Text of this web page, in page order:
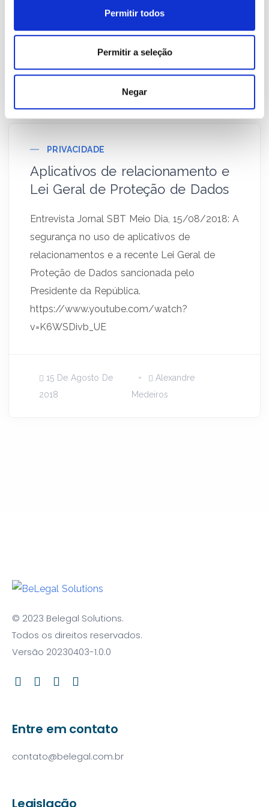
Permitir todos
Permitir a seleção
Negar
2018
Medeiros
PRIVACIDADE
Aplicativos de relacionamento e
Lei Geral de Proteção de Dados
Entrevista Jornal SBT Meio Dia, 15/08/2018: A
segurança no uso de aplicativos de
relacionamentos e a recente Lei Geral de
Proteção de Dados sancionada pelo
Presidente da República.
https://www.youtube.com/watch?
v=K6WSDivb_UE
15 De Agosto De
2018
Alexandre
Medeiros
© 2023 Belegal Solutions.
Todos os direitos reservados.
Versão 20230403-1.0.0
Entre em contato
contato@belegal.com.br
Legislação